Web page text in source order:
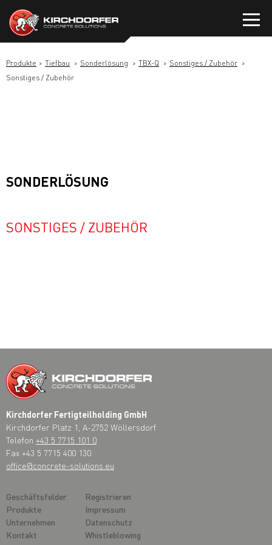
Inhalt
springen
Produkte Tiefbau Sonderlösung TBX-Q
Sonstiges / Zubehör
Sonstiges / Zubehör
SONDERLÖSUNG
SONSTIGES / ZUBEHÖR
Kirchdorfer Fertigteilholding GmbH
Kirchdorfer Platz 1, A-2752 Wöllersdorf
Telefon +43 5 7715 101 0
Fax +43 5 7715 400 130
office@concrete-solutions.eu
Geschäftsfelder
Produkte
Unternehmen
Kontakt
Registrieren
Impressum
Datenschutz
Whistleblowing